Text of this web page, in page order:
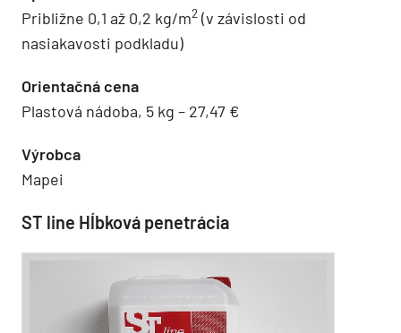
Približne 0,1 až 0,2 kg/m2 (v závislosti od
nasiakavosti podkladu)
Orientačná cena
Plastová nádoba, 5 kg – 27,47 €
Výrobca
Mapei
ST line Hĺbková ­penetrácia